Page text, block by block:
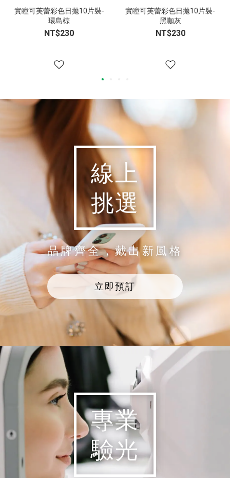
實瞳可芙蕾彩色日拋10片裝-
環島棕
NT$230
實瞳可芙蕾彩色日拋10片裝-
黑咖灰
NT$230
線上
挑選
品牌齊全，戴出新風格
立即預訂
專業
驗光